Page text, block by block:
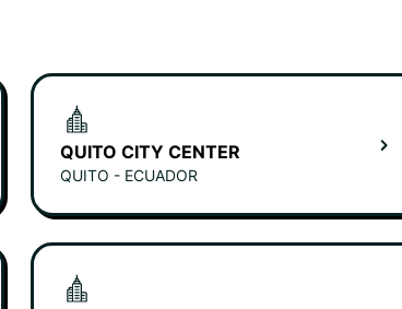
QUITO CITY CENTER
QUITO - ECUADOR